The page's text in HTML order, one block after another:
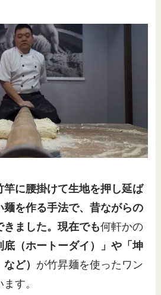
竿に腰掛けて生地を押し延ば
麺を作る手法で、昔ながらの
きました。現在でも何軒かの
底（ホートーダイ）」や「坤
ど） が竹昇麺を使ったワン
す。